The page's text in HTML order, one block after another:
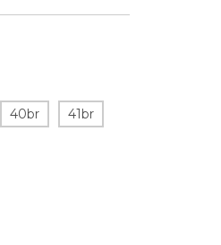
40br 41br